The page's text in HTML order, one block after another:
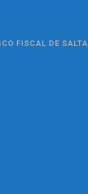
FISCAL DE SALTA